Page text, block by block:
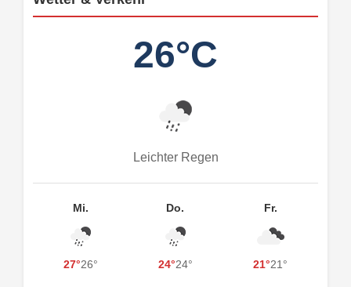
26°C
Leichter Regen
Mi.
27°26°
Do.
24°24°
Fr.
21°21°